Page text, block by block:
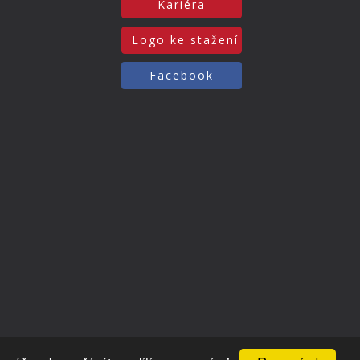
Kariéra
Logo ke stažení
Facebook